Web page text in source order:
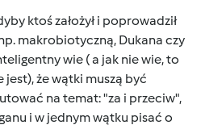
ktoś założył i poprowadził
makrobiotyczną, Dukana czy
wie ( a jak nie wie, to
jest), że wątki muszą być
na temat: "za i przeciw",
i w jednym wątku pisać o